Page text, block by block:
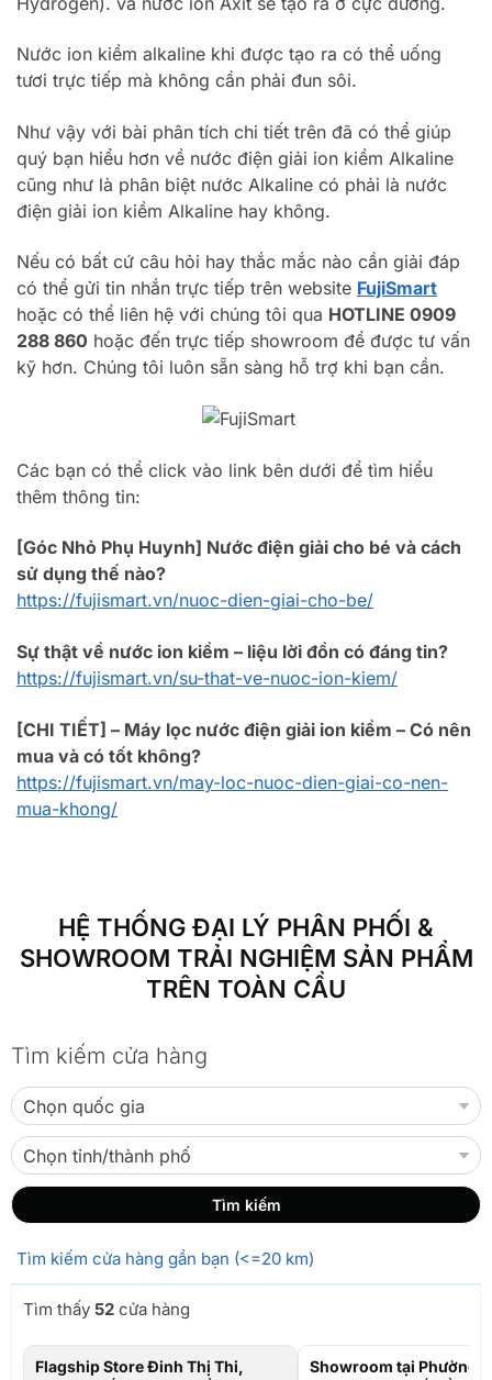
Nước ion kiềm alkaline khi được tạo ra có thể uống
tươi trực tiếp mà không cần phải đun sôi.
Như vậy với bài phân tích chi tiết trên đã có thể giúp
quý bạn hiểu hơn về nước điện giải ion kiềm Alkaline
cũng như là phân biệt nước Alkaline có phải là nước
điện giải ion kiềm Alkaline hay không.
Nếu có bất cứ câu hỏi hay thắc mắc nào cần giải đáp
có thể gửi tin nhắn trực tiếp trên website FujiSmart
hoặc có thể liên hệ với chúng tôi qua HOTLINE 0909
288 860 hoặc đến trực tiếp showroom để được tư vấn
kỹ hơn. Chúng tôi luôn sẵn sàng hỗ trợ khi bạn cần.
Các bạn có thể click vào link bên dưới để tìm hiểu
thêm thông tin:
[Góc Nhỏ Phụ Huynh] Nước điện giải cho bé và cách
sử dụng thế nào?
https://fujismart.vn/nuoc-dien-giai-cho-be/
Sự thật về nước ion kiềm – liệu lời đồn có đáng tin?
https://fujismart.vn/su-that-ve-nuoc-ion-kiem/
[CHI TIẾT] – Máy lọc nước điện giải ion kiềm – Có nên
mua và có tốt không?
https://fujismart.vn/may-loc-nuoc-dien-giai-co-nen-
mua-khong/
HỆ THỐNG ĐẠI LÝ PHÂN PHỐI &
SHOWROOM TRẢI NGHIỆM SẢN PHẨM
TRÊN TOÀN CẦU
Tìm kiếm cửa hàng
Tìm kiếm cửa hàng gần bạn (<=20 km)
Tìm thấy 52 cửa hàng
Flagship Store Đinh Thị Thi,
Showroom tại Phường